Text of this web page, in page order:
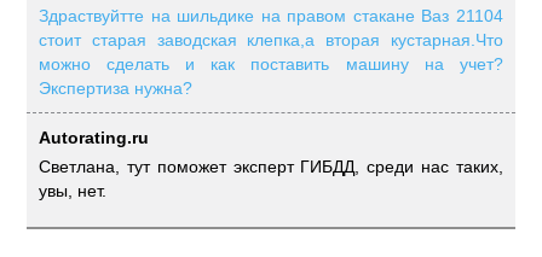
Здраствуйтте на шильдике на правом стакане Ваз 21104
стоит старая заводская клепка,а вторая кустарная.Что
можно сделать и как поставить машину на учет?
Экспертиза нужна?
Autorating.ru
Светлана, тут поможет эксперт ГИБДД, среди нас таких,
увы, нет.